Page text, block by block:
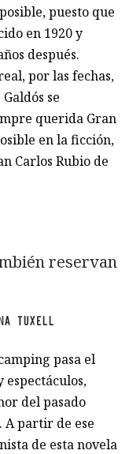
puesto que
en 1920 y
después.
por las fechas,
se
querida Gran
en la ficción,
Carlos Rubio de
reservan
TUXELL
pasa el
espectáculos,
del pasado
A partir de ese
de esta novela